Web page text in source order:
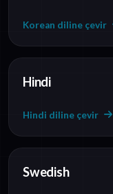
Korean diline çevir
Hindi
Hindi diline çevir
Swedish